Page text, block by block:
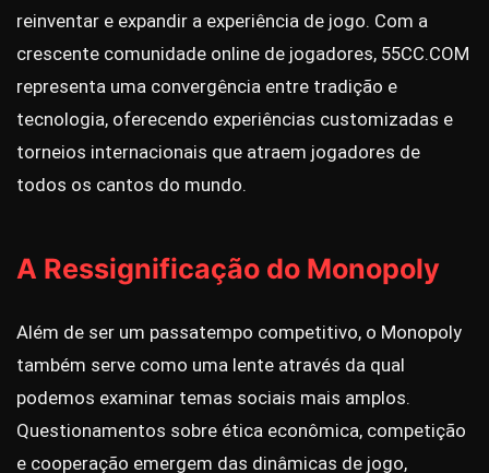
reinventar e expandir a experiência de jogo. Com a
crescente comunidade online de jogadores, 55CC.COM
representa uma convergência entre tradição e
tecnologia, oferecendo experiências customizadas e
torneios internacionais que atraem jogadores de
todos os cantos do mundo.
A Ressignificação do Monopoly
Além de ser um passatempo competitivo, o Monopoly
também serve como uma lente através da qual
podemos examinar temas sociais mais amplos.
Questionamentos sobre ética econômica, competição
e cooperação emergem das dinâmicas de jogo,